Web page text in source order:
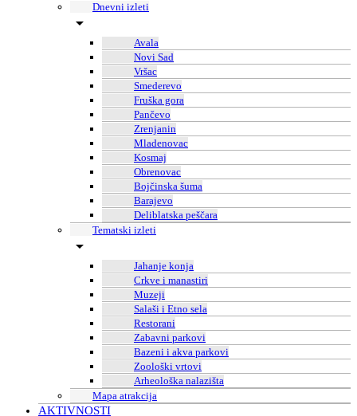
Dnevni izleti
Avala
Novi Sad
Vršac
Smederevo
Fruška gora
Pančevo
Zrenjanin
Mladenovac
Kosmaj
Obrenovac
Bojčinska šuma
Barajevo
Deliblatska peščara
Tematski izleti
Jahanje konja
Crkve i manastiri
Muzeji
Salaši i Etno sela
Restorani
Zabavni parkovi
Bazeni i akva parkovi
Zoološki vrtovi
Arheološka nalazišta
Mapa atrakcija
AKTIVNOSTI